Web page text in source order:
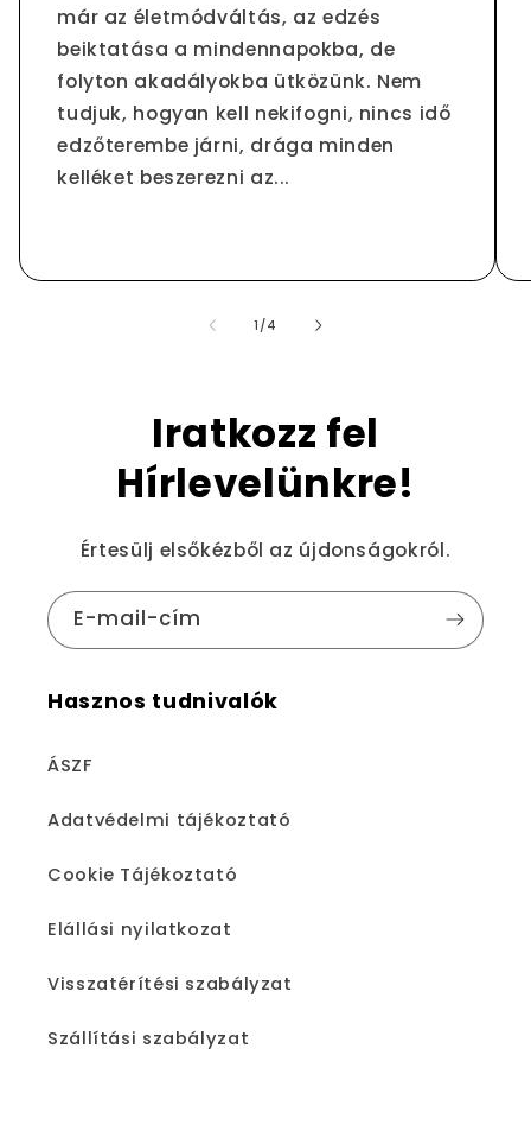
már az életmódváltás, az edzés
beiktatása a mindennapokba, de
folyton akadályokba ütközünk. Nem
tudjuk, hogyan kell nekifogni, nincs idő
edzőterembe járni, drága minden
kelléket beszerezni az...
1 //4
Iratkozz fel
Hírlevelünkre!
Értesülj elsőkézből az újdonságokról.
E-mail-cím
Hasznos tudnivalók
ÁSZF
Adatvédelmi tájékoztató
Cookie Tájékoztató
Elállási nyilatkozat
Visszatérítési szabályzat
Szállítási szabályzat